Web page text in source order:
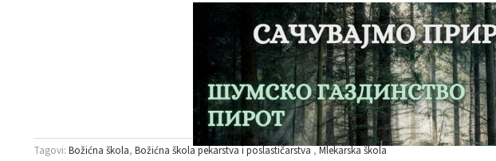
Tagovi: Božićna škola Božićna škola pekarstva i poslastičarstva Mlekarska škola